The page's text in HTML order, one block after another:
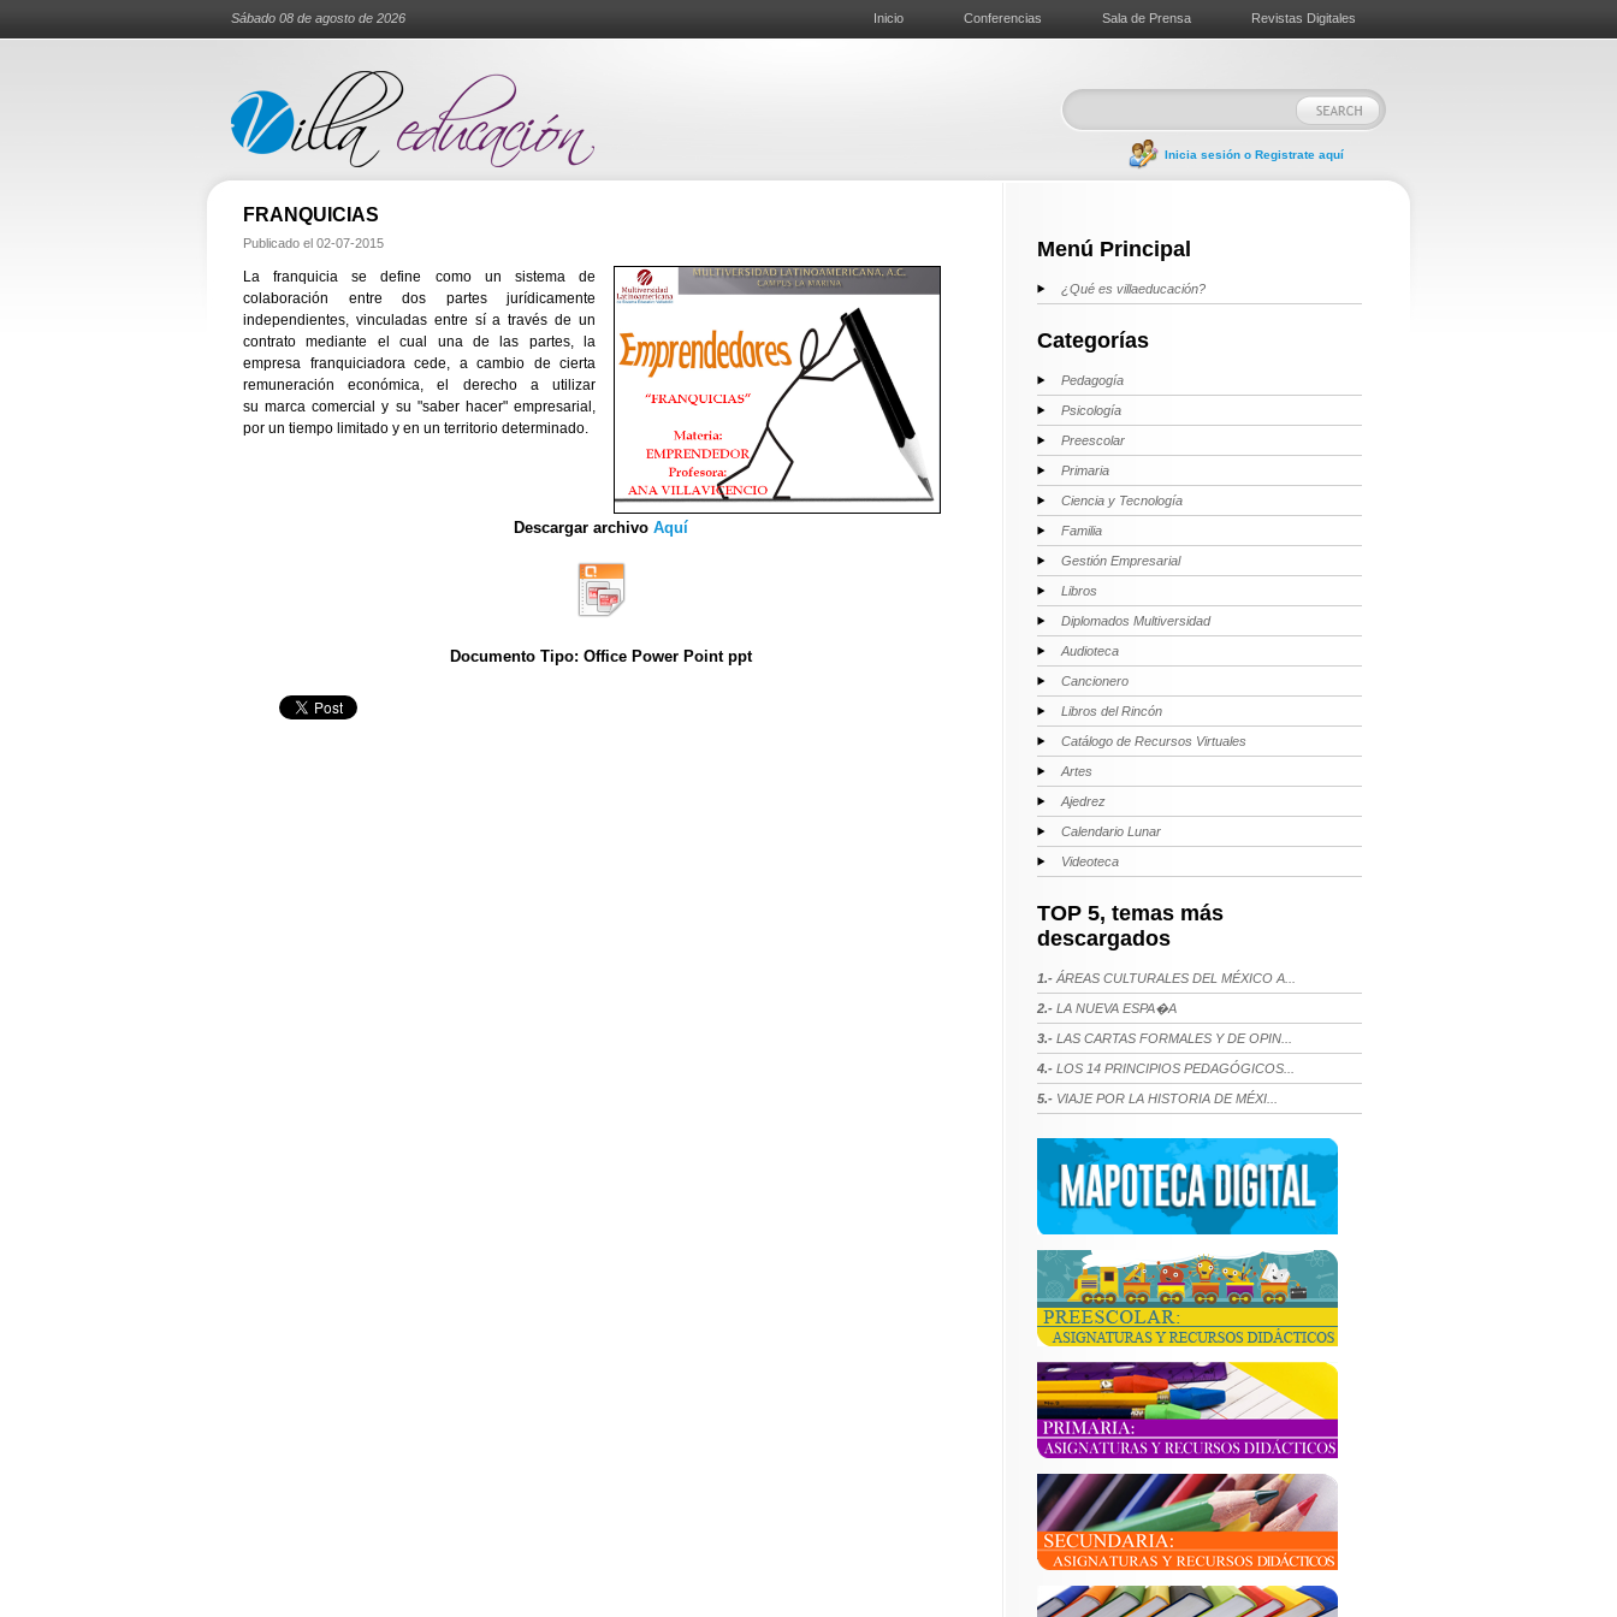
Sábado 08 de agosto de 2026 Inicio Conferencias Sala de Prensa Revistas Digitales
Inicia sesión o Registrate aquí
FRANQUICIAS
Publicado el 02-07-2015
La franquicia se define como un sistema de
colaboración entre dos partes jurídicamente
independientes, vinculadas entre sí a través de un
contrato mediante el cual una de las partes, la
empresa franquiciadora cede, a cambio de cierta
remuneración económica, el derecho a utilizar
su marca comercial y su "saber hacer" empresarial,
por un tiempo limitado y en un territorio determinado.
Descargar archivo Aquí
Documento Tipo: Office Power Point ppt
Menú Principal
¿Qué es villaeducación?
Categorías
Pedagogía
Psicología
Preescolar
Primaria
Ciencia y Tecnología
Familia
Gestión Empresarial
Libros
Diplomados Multiversidad
Audioteca
Cancionero
Libros del Rincón
Catálogo de Recursos Virtuales
Artes
Ajedrez
Calendario Lunar
Videoteca
TOP 5, temas más
descargados
1.- ÁREAS CULTURALES DEL MÉXICO A...
2.- LA NUEVA ESPA�A
3.- LAS CARTAS FORMALES Y DE OPIN...
4.- LOS 14 PRINCIPIOS PEDAGÓGICOS...
5.- VIAJE POR LA HISTORIA DE MÉXI...